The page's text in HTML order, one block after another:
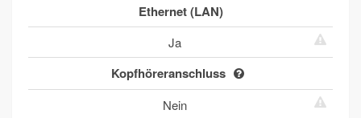
Ethernet (LAN)
Ja
Kopfhöreranschluss
Nein